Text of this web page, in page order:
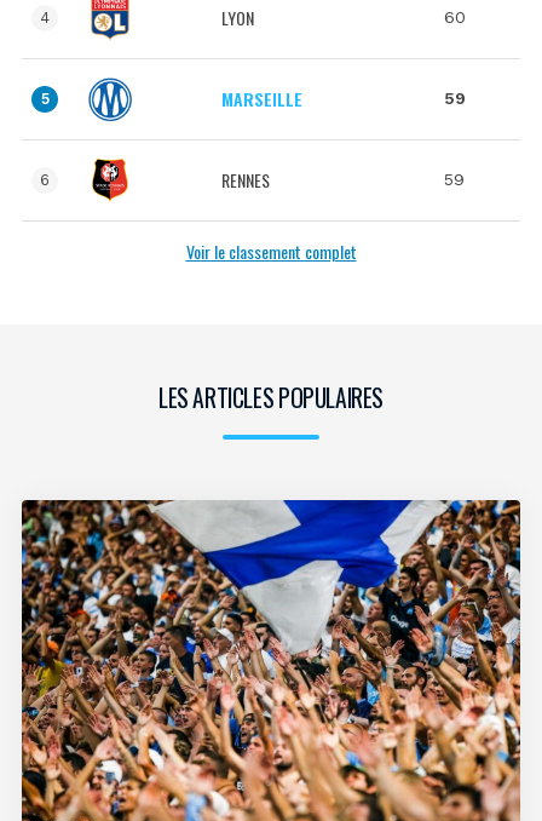
4 LYON 60
5 MARSEILLE 59
6 RENNES 59
Voir le classement complet
LES ARTICLES POPULAIRES